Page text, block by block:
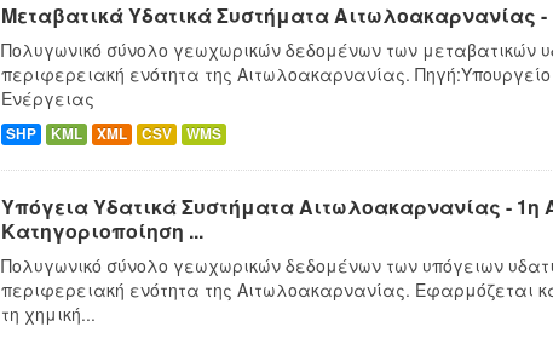
Μεταβατικά Υδατικά Συστήματα Αιτωλοακαρνανίας
Πολυγωνικό σύνολο γεωχωρικών δεδομένων των μεταβατικών
περιφερειακή ενότητα της Αιτωλοακαρνανίας.
Ενέργειας
SHP KML XML CSV WMS
Υπόγεια Υδατικά Συστήματα Αιτωλοακαρνανίας - 1η
Κατηγοριοποίηση ...
Πολυγωνικό σύνολο γεωχωρικών δεδομένων των υπόγειων
περιφερειακή ενότητα της Αιτωλοακαρνανίας. Εφαρμόζεται
τη χημική...